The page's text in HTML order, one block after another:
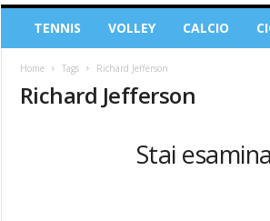
Sport
TENNIS VOLLEY CALCIO
Home Tags Richard Jefferson
Richard Jefferson
Stai